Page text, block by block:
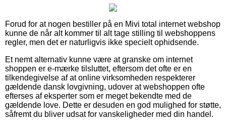
Forud for at nogen bestiller på en Mivi total internet webshop
kunne de når alt kommer til alt tage stilling til webshoppens
regler, men det er naturligvis ikke specielt ophidsende.
Et nemt alternativ kunne være at granske om internet
shoppen er e-mærke tilsluttet, eftersom det ofte er en
tilkendegivelse af at online virksomheden respekterer
gældende dansk lovgivning, udover at webshoppen ofte
efterses af eksperter som er meget bekendte med de
gældende love. Dette er desuden en god mulighed for støtte,
såfremt du bliver udsat for vanskeligheder med din handel.